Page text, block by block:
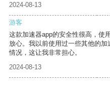
2024-08-13
游客
这款加速器app的安全性很高，使
放心。我以前使用过一些其他的
情况，这让我非常担心。
2024-08-13